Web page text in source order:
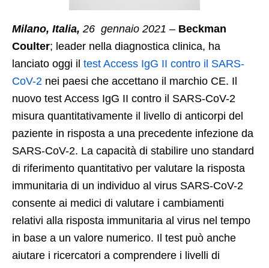
Milano, Italia, 26 gennaio 2021 – Beckman
Coulter; leader nella diagnostica clinica, ha
lanciato oggi il test Access IgG II contro il SARS-
CoV-2 nei paesi che accettano il marchio CE. Il
nuovo test Access IgG II contro il SARS-CoV-2
misura quantitativamente il livello di anticorpi del
paziente in risposta a una precedente infezione da
SARS-CoV-2. La capacità di stabilire uno standard
di riferimento quantitativo per valutare la risposta
immunitaria di un individuo al virus SARS-CoV-2
consente ai medici di valutare i cambiamenti
relativi alla risposta immunitaria al virus nel tempo
in base a un valore numerico. Il test può anche
aiutare i ricercatori a comprendere i livelli di